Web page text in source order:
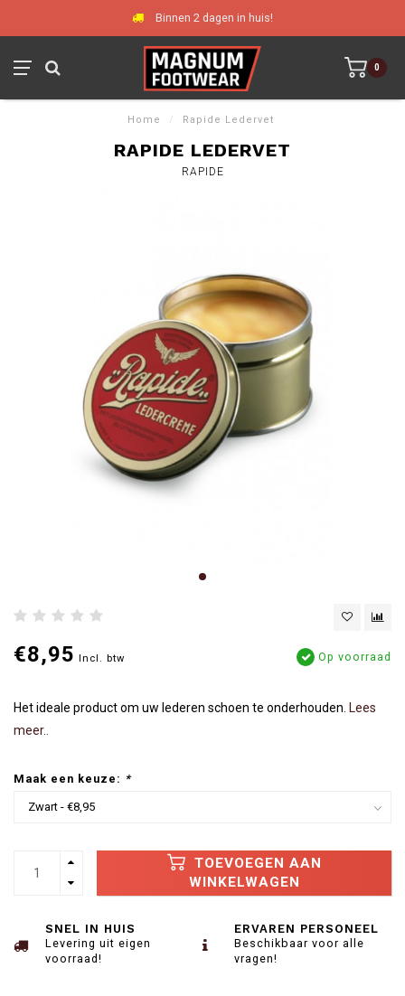
Binnen 2 dagen in huis!
0
Home / Rapide Ledervet
RAPIDE LEDERVET
RAPIDE
€8,95 Incl. btw Op voorraad
Het ideale product om uw lederen schoen te onderhouden. Lees
meer..
Maak een keuze: *
TOEVOEGEN AAN
WINKELWAGEN
SNEL IN HUIS
Levering uit eigen
voorraad!
ERVAREN PERSONEEL
Beschikbaar voor alle
vragen!